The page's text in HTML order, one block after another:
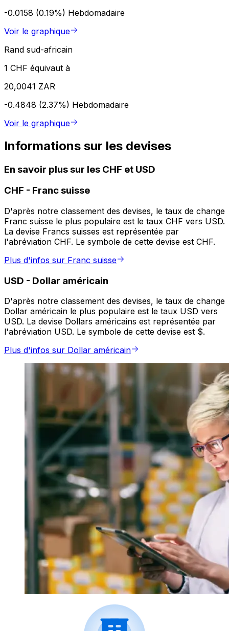
-0.0158 (0.19%) Hebdomadaire
Voir le graphique
Rand sud-africain
1 CHF équivaut à
20,0041 ZAR
-0.4848 (2.37%) Hebdomadaire
Voir le graphique
Informations sur les devises
En savoir plus sur les CHF et USD
CHF - Franc suisse
D'après notre classement des devises, le taux de change
Franc suisse le plus populaire est le taux CHF vers USD.
La devise Francs suisses est représentée par
l'abréviation CHF. Le symbole de cette devise est CHF.
Plus d'infos sur Franc suisse
USD - Dollar américain
D'après notre classement des devises, le taux de change
Dollar américain le plus populaire est le taux USD vers
USD. La devise Dollars américains est représentée par
l'abréviation USD. Le symbole de cette devise est $.
Plus d'infos sur Dollar américain